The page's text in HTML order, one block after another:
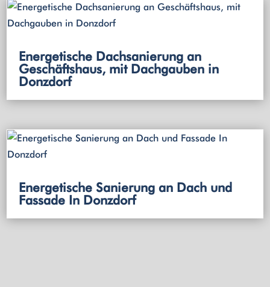
Energetische Dachsanierung an
Geschäftshaus, mit Dachgauben in
Donzdorf
Energetische Sanierung an Dach und
Fassade In Donzdorf